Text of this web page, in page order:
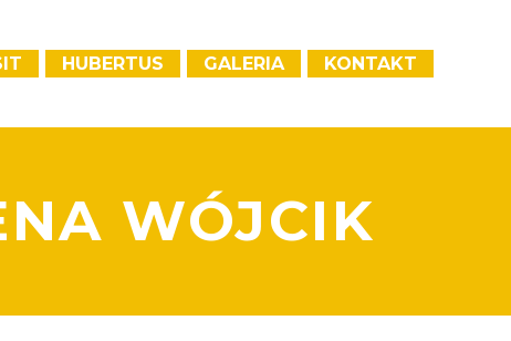
HUBERTUS GALERIA KONTAKT
WÓJCIK